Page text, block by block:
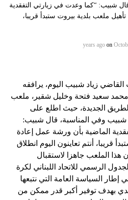
شبيب: “كما وعدت في زيارتي التفقدية
ملعب بلدية بيروت ستبدأ قريبا،
on
زياد شبيب اليوم، يرافقه
سعيد فتحة وخليل شقير، ملعب
الجديدة، حيث اطلع على
شبيب وفي المناسبة، قال شبيب:
الماضية بأن ورشة عمل إعادة
قريبا، أنتم تعاينون اليوم انطلاق
هذا الملعب جاهزا لاستقبال
الرسمي للاتحاد اللبناني لكرة
إطار السياسة العامة التي نتبعها
بهدف توفير أكبر قدر ممكن من